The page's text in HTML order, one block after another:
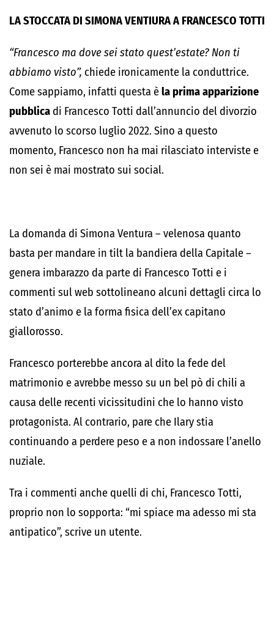
LA STOCCATA DI SIMONA VENTIURA A FRANCESCO TOTTI
“Francesco ma dove sei stato quest’estate? Non ti
abbiamo visto”, chiede ironicamente la conduttrice.
Come sappiamo, infatti questa èla prima apparizione
pubblica di Francesco Totti dall’annuncio del divorzio
avvenuto lo scorso luglio 2022. Sino a questo
momento, Francesco non ha mai rilasciato interviste e
non sei è mai mostrato sui social.
La domanda di Simona Ventura – velenosa quanto
basta per mandare in tilt la bandiera della Capitale –
genera imbarazzo da parte di Francesco Totti e i
commenti sul web sottolineano alcuni dettagli circa lo
stato d’animo e la forma fisica dell’ex capitano
giallorosso.
Francesco porterebbe ancora al dito la fede del
matrimonio e avrebbe messo su un bel pò di chili a
causa delle recenti vicissitudini che lo hanno visto
protagonista. Al contrario, pare che Ilary stia
continuando a perdere peso e a non indossare l’anello
nuziale.
Tra i commenti anche quelli di chi, Francesco Totti,
proprio non lo sopporta: “mi spiace ma adesso mi sta
antipatico”, scrive un utente.